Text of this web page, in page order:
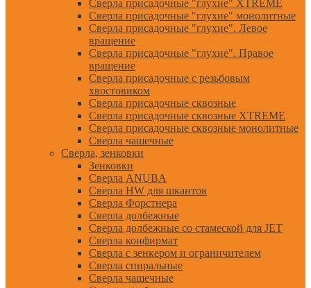
Сверла присадочные "глухие" XTREME
Сверла присадочные "глухие" монолитные
Сверла присадочные "глухие". Левое
вращение
Сверла присадочные "глухие". Правое
вращение
Сверла присадочные с резьбовым
хвостовиком
Сверла присадочные сквозные
Сверла присадочные сквозные XTREME
Сверла присадочные сквозные монолитные
Сверла чашечные
Сверла, зенковки
Зенковки
Сверла ANUBA
Сверла HW для шкантов
Сверла Форстнера
Сверла долбежные
Сверла долбежные со стамеской для JET
Сверла конфирмат
Сверла с зенкером и ограничителем
Сверла спиральные
Сверла чашечные